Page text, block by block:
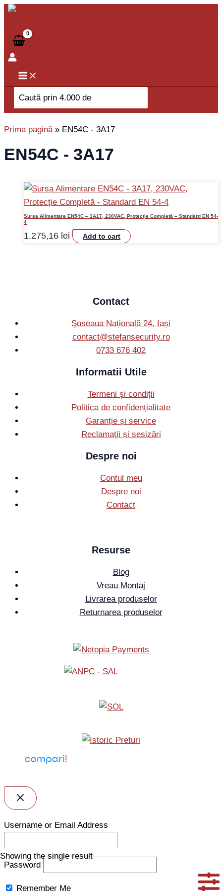
Skip
content
Search
for:
Prima pagină» EN54C - 3A17
EN54C - 3A17
Showing the single result
Sursa Alimentare EN54C – 3A17, 230VAC, Protecție Completă – Standard EN 54-
4
1.275,16 lei Add to cart
Contact
Șoseaua Națională 24, Iași
contact@stefansecurity.ro
0733 676 402
Informatii Utile
Termeni și condiții
Politica de confidențialitate
Garanție și service
Reclamații și sesizări
Despre noi
Contul meu
Despre noi
Contact
Resurse
Blog
Vreau Montaj
Livrarea produselor
Returnarea produselor
Username or Email Address
Password
Remember Me